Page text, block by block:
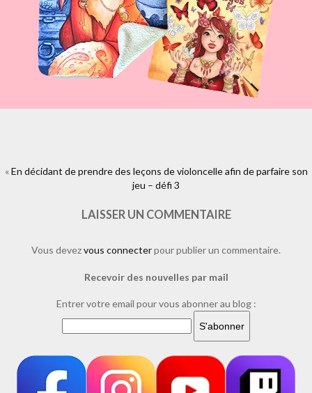
https://www.facebook.com/plugins/like.php?
href=https%3A%2F%2Fwww.laure-
lecons-de-violoncelle-afin-de-parfaire-son-jeu-defi-3.html%2Fdefi3-
«En décidant de prendre des leçons de violoncelle afin de parfaire son
jeu – défi 3
LAISSER UN COMMENTAIRE
Vous devezvous connecterpour publier un commentaire.
Recevoir des nouvelles par mail
Entrer votre email pour vous abonner au blog :